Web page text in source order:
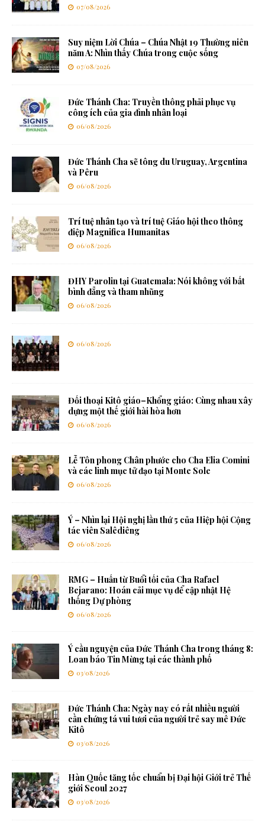
07/08/2026
Suy niệm Lời Chúa – Chúa Nhật 19 Thường niên
năm A: Nhìn thấy Chúa trong cuộc sống
07/08/2026
Đức Thánh Cha: Truyền thông phải phục vụ
công ích của gia đình nhân loại
06/08/2026
Đức Thánh Cha sẽ tông du Uruguay, Argentina
và Pêru
06/08/2026
Trí tuệ nhân tạo và trí tuệ Giáo hội theo thông
điệp Magnifica Humanitas
06/08/2026
ĐHY Parolin tại Guatemala: Nói không với bất
bình đẳng và tham nhũng
06/08/2026
06/08/2026
Đối thoại Kitô giáo–Khổng giáo: Cùng nhau xây
dựng một thế giới hài hòa hơn
06/08/2026
Lễ Tôn phong Chân phước cho Cha Elia Comini
và các linh mục tử đạo tại Monte Sole
06/08/2026
Ý – Nhìn lại Hội nghị lần thứ 5 của Hiệp hội Cộng
tác viên Salêdiêng
06/08/2026
RMG – Huấn từ Buổi tối của Cha Rafael
Bejarano: Hoán cải mục vụ để cập nhật Hệ
thống Dự phòng
06/08/2026
Ý cầu nguyện của Đức Thánh Cha trong tháng 8:
Loan báo Tin Mừng tại các thành phố
03/08/2026
Đức Thánh Cha: Ngày nay có rất nhiều người
cần chứng tá vui tươi của người trẻ say mê Đức
Kitô
03/08/2026
Hàn Quốc tăng tốc chuẩn bị Đại hội Giới trẻ Thế
giới Seoul 2027
03/08/2026